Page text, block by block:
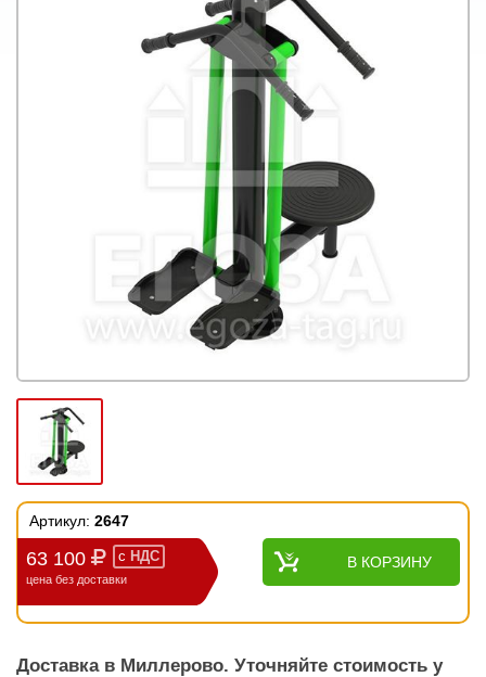
Артикул: 2647
63 100 с НДС
цена без доставки
В КОРЗИНУ
Доставка в Миллерово. Уточняйте стоимость у